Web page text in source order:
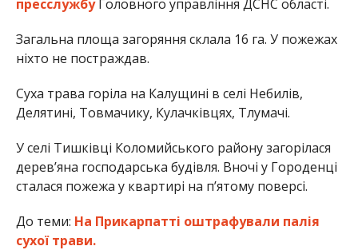
пресслужбуГоловного управління ДСНС області.
Загальна площа загоряння склала 16 га. У пожежах
ніхто не постраждав.
Суха трава горіла на Калущині в селі Небилів,
Делятині, Товмачику, Кулачківцях, Тлумачі.
У селі Тишківці Коломийського району загорілася
дерев’яна господарська будівля. Вночі у Городенці
сталася пожежа у квартирі на п’ятому поверсі.
До теми: На Прикарпатті оштрафували палія
сухої трави.